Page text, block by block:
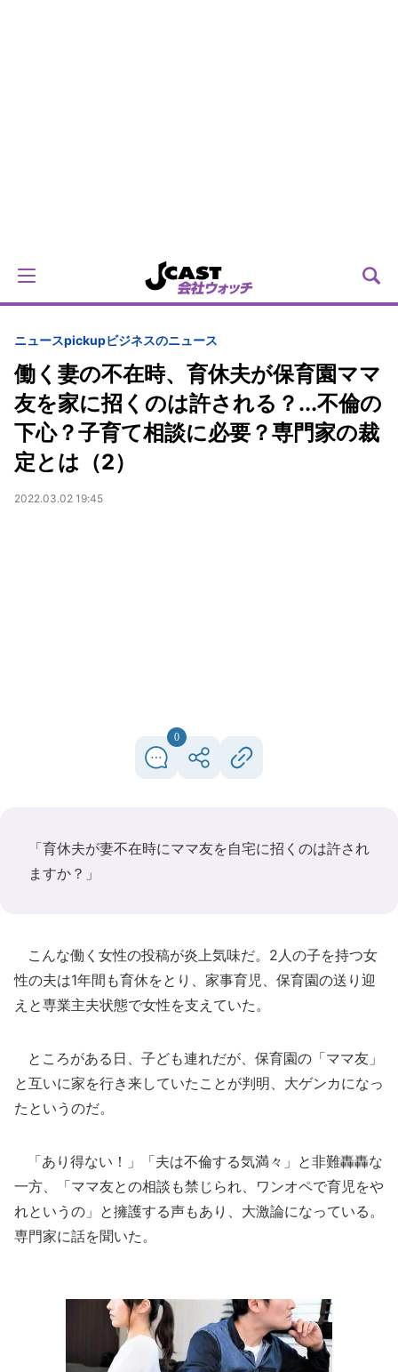
ニュースpickupビジネスのニュース
働く妻の不在時、育休夫が保育園ママ
友を家に招くのは許される？...不倫の
下心？子育て相談に必要？専門家の裁
定とは（2）
2022.03.02 19:45
0
「育休夫が妻不在時にママ友を自宅に招くのは許され
ますか？」
こんな働く女性の投稿が炎上気味だ。2人の子を持つ女
性の夫は1年間も育休をとり、家事育児、保育園の送り迎
えと専業主夫状態で女性を支えていた。
ところがある日、子ども連れだが、保育園の「ママ友」
と互いに家を行き来していたことが判明、大ゲンカになっ
たというのだ。
「あり得ない！」「夫は不倫する気満々」と非難轟轟な
一方、「ママ友との相談も禁じられ、ワンオペで育児をや
れというの」と擁護する声もあり、大激論になっている。
専門家に話を聞いた。